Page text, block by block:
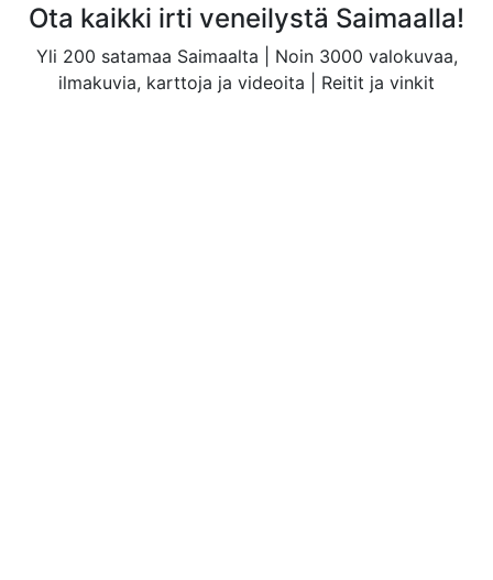
Ota kaikki irti veneilystä Saimaalla!
Yli 200 satamaa Saimaalta | Noin 3000 valokuvaa,
ilmakuvia, karttoja ja videoita | Reitit ja vinkit